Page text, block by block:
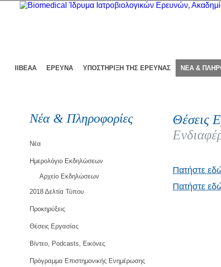
ΙΙΒΕΑΑ ΕΡΕΥΝΑ ΥΠΟΣΤΗΡΙΞΗ ΤΗΣ ΕΡΕΥΝΑΣ ΝΕΑ &
Νέα & Πληροφορίες
Νέα
Ημερολόγιο Εκδηλώσεων
Αρχείο Εκδηλώσεων
2018 Δελτία Τύπου
Προκηρύξεις
Θέσεις Εργασίας
Βίντεο, Podcasts, Εικόνες
Πρόγραμμα Επιστημονικής Ενημέρωσης
Θέσεις
Πατήστε
Πατήστε